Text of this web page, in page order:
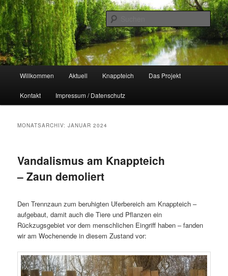
Zum
primären
Inhalt
springen
Zum
sekundären
Inhalt
springenUnser Knappteich
Naherholungsgebiet im Chemnitzer Yorckgebiet
Willkommen Aktuell Knappteich Das Projekt
Kontakt Impressum / Datenschutz
MONATSARCHIV:JANUAR 2024
Vandalismus am Knappteich
– Zaun demoliert
Den Trennzaun zum beruhigten Uferbereich am Knappteich –
aufgebaut, damit auch die Tiere und Pflanzen ein
Rückzugsgebiet vor dem menschlichen Eingriff haben – fanden
wir am Wochenende in diesem Zustand vor: